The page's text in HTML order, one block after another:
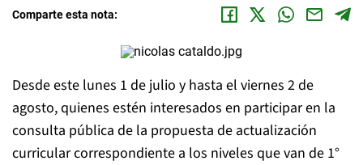
Comparte esta nota:
Desde este lunes 1 de julio y hasta el viernes 2 de
agosto, quienes estén interesados en participar en la
consulta pública de la propuesta de actualización
curricular correspondiente a los niveles que van de 1°